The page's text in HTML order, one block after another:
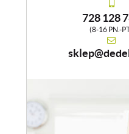
728 128
(8-16 PN.-